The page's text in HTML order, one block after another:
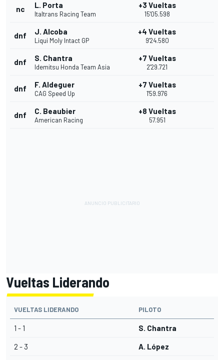
nc L. Porta
Italtrans Racing Team
+3 Vueltas
15'05.598
dnf J. Alcoba
Liqui Moly Intact GP
+4 Vueltas
9'24.580
dnf S. Chantra
Idemitsu Honda Team Asia
+7 Vueltas
2'29.721
dnf F. Aldeguer
CAG Speed Up
+7 Vueltas
1'59.976
dnf C. Beaubier
American Racing
+8 Vueltas
57.951
Vueltas Liderando
VUELTAS LIDERANDO PILOTO
1 - 1 S. Chantra
2 - 3 A. López